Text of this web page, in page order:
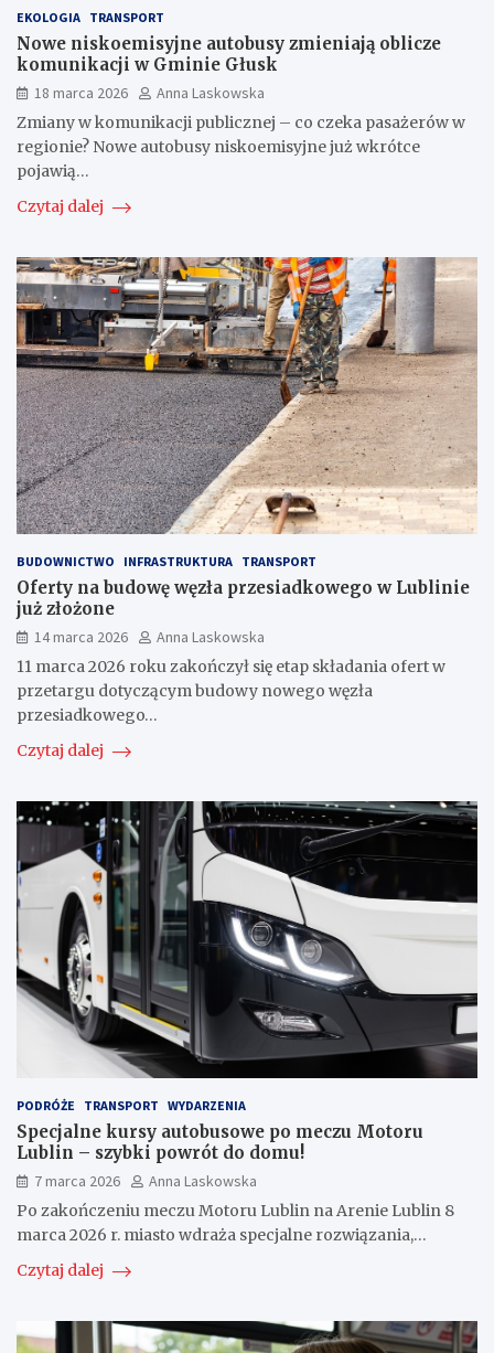
EKOLOGIA TRANSPORT
Nowe niskoemisyjne autobusy zmieniają oblicze
komunikacji w Gminie Głusk
18 marca 2026
Anna Laskowska
Zmiany w komunikacji publicznej – co czeka pasażerów w
regionie? Nowe autobusy niskoemisyjne już wkrótce
pojawią…
Czytaj dalej
BUDOWNICTWO INFRASTRUKTURA TRANSPORT
Oferty na budowę węzła przesiadkowego w Lublinie
już złożone
14 marca 2026
Anna Laskowska
11 marca 2026 roku zakończył się etap składania ofert w
przetargu dotyczącym budowy nowego węzła
przesiadkowego…
Czytaj dalej
PODRÓŻE TRANSPORT WYDARZENIA
Specjalne kursy autobusowe po meczu Motoru
Lublin – szybki powrót do domu!
7 marca 2026
Anna Laskowska
Po zakończeniu meczu Motoru Lublin na Arenie Lublin 8
marca 2026 r. miasto wdraża specjalne rozwiązania,…
Czytaj dalej